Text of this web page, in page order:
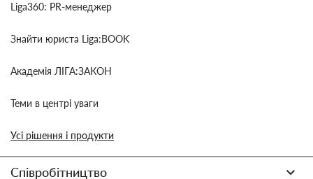
Liga360: PR-менеджер
Знайти юриста Liga:BOOK
Академія ЛІГА:ЗАКОН
Теми в центрі уваги
Усі рішення і продукти
Співробітництво